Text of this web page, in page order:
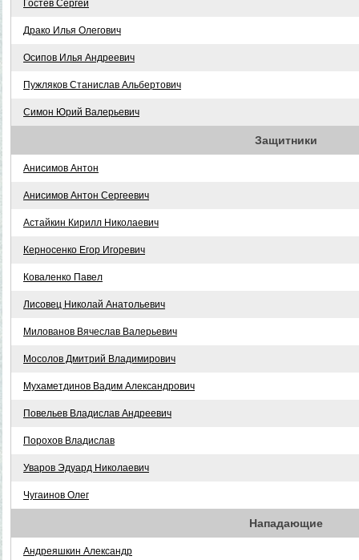
Гостев Сергей
Драко Илья Олегович
Осипов Илья Андреевич
Пужляков Станислав Альбертович
Симон Юрий Валерьевич
Защитники
Анисимов Антон
Анисимов Антон Сергеевич
Астайкин Кирилл Николаевич
Керносенко Егор Игоревич
Коваленко Павел
Лисовец Николай Анатольевич
Милованов Вячеслав Валерьевич
Мосолов Дмитрий Владимирович
Мухаметдинов Вадим Александрович
Повельев Владислав Андреевич
Порохов Владислав
Уваров Эдуард Николаевич
Чугаинов Олег
Нападающие
Андреяшкин Александр